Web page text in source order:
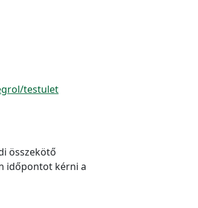
testulet
összekötő
időpontot kérni a